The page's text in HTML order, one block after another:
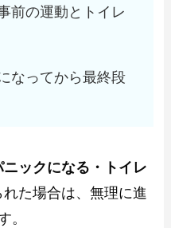
前の運動とトイレ
なってから最終段
ックになる・トイレ
た場合は、無理に進
。